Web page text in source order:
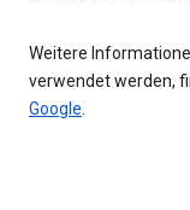
Weitere
verwendet werden,
Google